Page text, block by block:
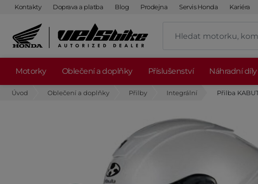
Kontakty Doprava a platba Blog Prodejna Servis Honda Kariéra
Motorky Oblečení a doplňky Příslušenství Náhradní díly
Úvod Oblečení a doplňky Přilby Integrální Přilba